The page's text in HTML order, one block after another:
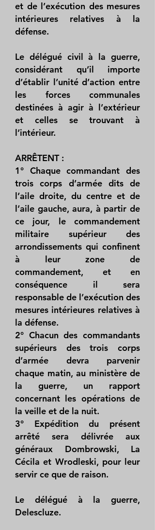
et de l’exécution des mesures
intérieures relatives à la
défense.
Le délégué civil à la guerre,
considérant qu’il importe
d’établir l’unité d’action entre
les forces communales
destinées à agir à l’extérieur
et celles se trouvant à
l’intérieur.
ARRÊTENT :
1° Chaque commandant des
trois corps d’armée dits de
l’aile droite, du centre et de
l’aile gauche, aura, à partir de
ce jour, le commandement
militaire supérieur des
arrondissements qui confinent
à leur zone de
commandement, et en
conséquence il sera
responsable de l’exécution des
mesures intérieures relatives à
la défense.
2° Chacun des commandants
supérieurs des trois corps
d’armée devra parvenir
chaque matin, au ministère de
la guerre, un rapport
concernant les opérations de
la veille et de la nuit.
3° Expédition du présent
arrêté sera délivrée aux
généraux Dombrowski, La
Cécila et Wrodleski, pour leur
servir ce que de raison.
Le délégué à la guerre,
Delescluze.